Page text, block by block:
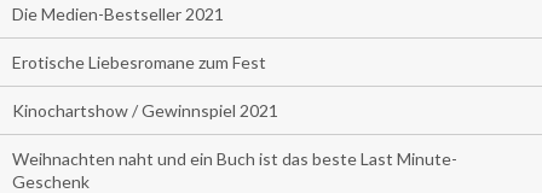
Die Medien-Bestseller 2021
Erotische Liebesromane zum Fest
Kinochartshow / Gewinnspiel 2021
Weihnachten naht und ein Buch ist das beste Last Minute-
Geschenk